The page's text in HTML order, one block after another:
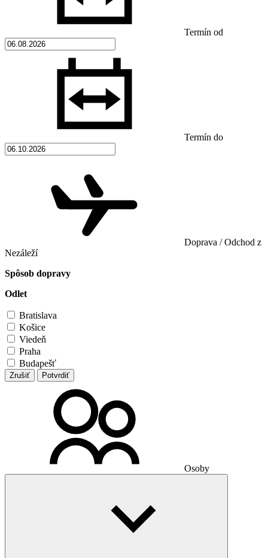
Termín od
Termín do
Doprava / Odchod z
Nezáleží
Spôsob dopravy
Odlet
Bratislava
Košice
Viedeň
Praha
Budapešť
Zrušiť Potvrdiť
Osoby